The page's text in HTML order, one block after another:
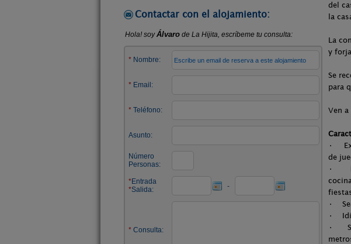
Contactar con el alojamiento:
del
la
La
y
Se
para
Ven
•
de
•
•
•
•